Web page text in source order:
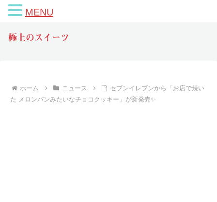
極上のスイーツ
ホーム ニュース
セブンイレブンから「お店で焼い
た メロンパンみたいなチョコクッキー」が新発売✨
MENU